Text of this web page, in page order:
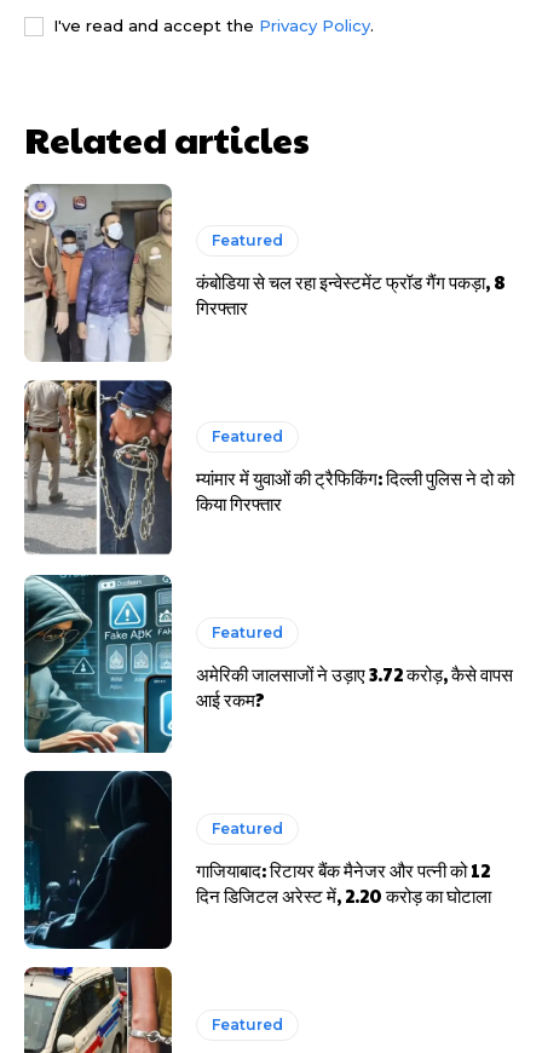
I've read and accept the Privacy Policy.
Related articles
Featured
कंबोडिया से चल रहा इन्वेस्टमेंट फ्रॉड गैंग पकड़ा, 8
गिरफ्तार
Featured
म्यांमार में युवाओं की ट्रैफिकिंग: दिल्ली पुलिस ने दो को
किया गिरफ्तार
Featured
अमेरिकी जालसाजों ने उड़ाए 3.72 करोड़, कैसे वापस
आई रकम?
Featured
गाजियाबाद: रिटायर बैंक मैनेजर और पत्नी को 12
दिन डिजिटल अरेस्ट में, 2.20 करोड़ का घोटाला
Featured